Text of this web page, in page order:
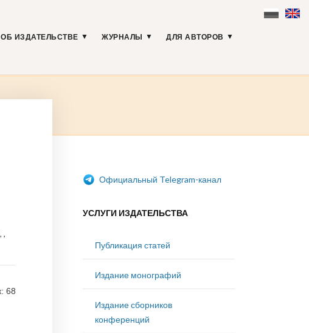
ОБ ИЗДАТЕЛЬСТВЕ ЖУРНАЛЫ ДЛЯ АВТОРОВ
,
68
Официальный Telegram-канал
УСЛУГИ ИЗДАТЕЛЬСТВА
Публикация статей
Издание монографий
Издание сборников
конференций